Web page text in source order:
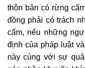
thôn bản có rừng
đồng phải có trách
cấm, nếu những
định của pháp luật
này cùng với sự